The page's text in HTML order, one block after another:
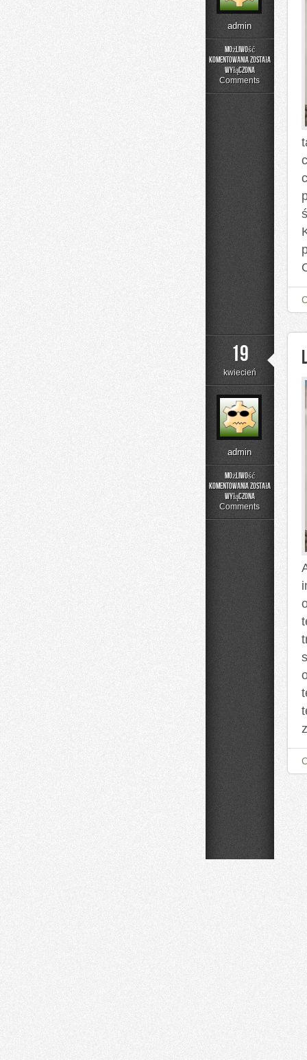
admin
Możliwość
komentowania
Zdrowy
Życia
została
wyłączona
Comments
19
kwiecień
admin
Możliwość
komentowania
Premium
została
wyłączona
Comments